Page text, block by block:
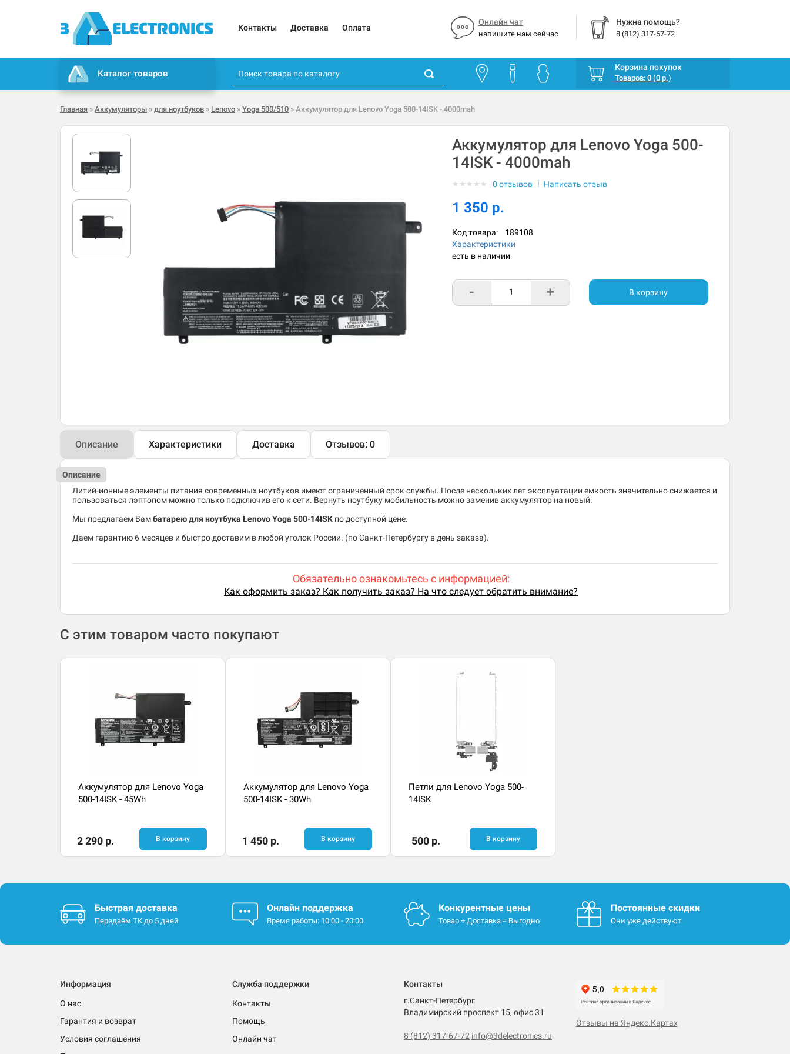
Контакты Доставка Оплата
Онлайн чат
напишите нам сейчас
Нужна помощь?
8 (812) 317-67-72
Каталог товаров
Корзина покупок
Товаров: 0 (0 р.)
Главная » Аккумуляторы » для ноутбуков » Lenovo » Yoga 500/510 » Аккумулятор для Lenovo Yoga 500-14ISK - 4000mah
Аккумулятор для Lenovo Yoga 500-
14ISK - 4000mah
★ ★ ★ ★ ★ 0 отзывов | Написать отзыв
1 350 р.
Код товара: 189108
Характеристики
есть в наличии
- + В корзину
Описание Характеристики Доставка Отзывов: 0
Описание
Литий-ионные элементы питания современных ноутбуков имеют ограниченный срок службы. После нескольких лет эксплуатации емкость значительно снижается и
пользоваться лэптопом можно только подключив его к сети. Вернуть ноутбуку мобильность можно заменив аккумулятор на новый.
Мы предлагаем Вамбатарею для ноутбука Lenovo Yoga 500-14ISK по доступной цене.
Даем гарантию 6 месяцев и быстро доставим в любой уголок России. (по Санкт-Петербургу в день заказа).
Обязательно ознакомьтесь с информацией:
Как оформить заказ? Как получить заказ? На что следует обратить внимание?
С этим товаром часто покупают
Аккумулятор для Lenovo Yoga
500-14ISK - 45Wh
2 290 р. В корзину
Аккумулятор для Lenovo Yoga
500-14ISK - 30Wh
1 450 р. В корзину
Петли для Lenovo Yoga 500-
14ISK
500 р. В корзину
Быстрая доставка
Передаём ТК до 5 дней
Онлайн поддержка
Время работы: 10:00 - 20:00
Конкурентные цены
Товар + Доставка = Выгодно
Постоянные скидки
Они уже действуют
Информация
О нас
Гарантия и возврат
Условия соглашения
Служба поддержки
Контакты
Помощь
Онлайн чат
Контакты
г.Санкт-Петербург
Владимирский проспект 15, офис 31
8 (812) 317-67-72 info@3delectronics.ru
Отзывы на Яндекс.Картах